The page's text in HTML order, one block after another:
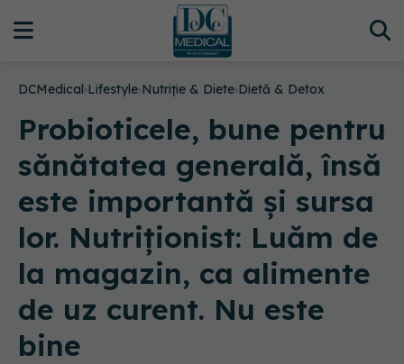
DCMedical›Lifestyle›Nutriție & Diete›Dietă & Detox
Probioticele, bune pentru
sănătatea generală, însă
este importantă și sursa
lor. Nutriționist: Luăm de
la magazin, ca alimente
de uz curent. Nu este
bine